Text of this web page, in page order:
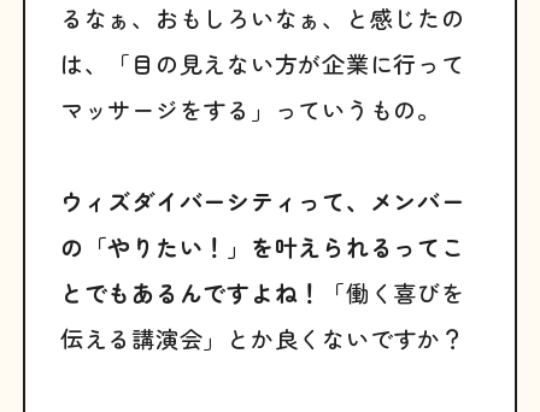
るなぁ、おもしろいなぁ、と感じたの
は、「目の見えない方が企業に行って
マッサージをする」っていうもの。
ウィズダイバーシティって、メンバー
の「やりたい！」を叶えられるってこ
とでもあるんですよね！
「働く喜びを
伝える講演会」とか良くないですか？